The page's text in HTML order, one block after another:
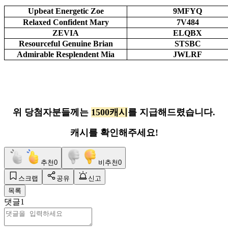
Upbeat Energetic Zoe
9MFYQ
Relaxed Confident Mary
7V484
ZEVIA
ELQBX
Resourceful Genuine Brian
STSBC
Admirable Resplendent Mia
JWLRF
위 당첨자분들께는 1500캐시 를 지급해드렸습니다.
캐시를 확인해주세요!
추천0 비추천0
스크랩 공유
신고
목록
댓글1